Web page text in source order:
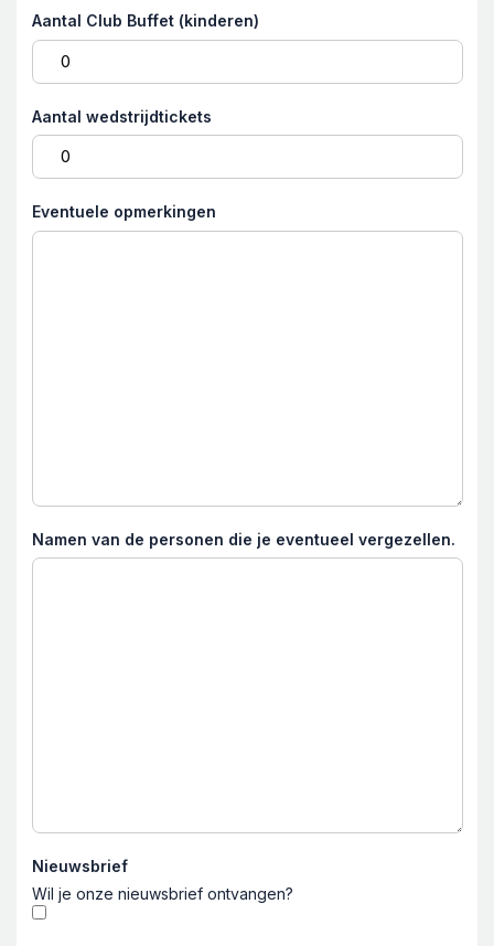
Aantal Club Buffet (kinderen)
Aantal wedstrijdtickets
Eventuele opmerkingen
Namen van de personen die je eventueel vergezellen.
Nieuwsbrief
Wil je onze nieuwsbrief ontvangen?